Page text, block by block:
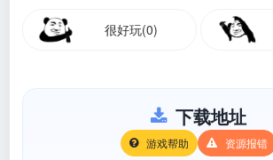
很好玩(0)
下载地址
游戏帮助 资源报错